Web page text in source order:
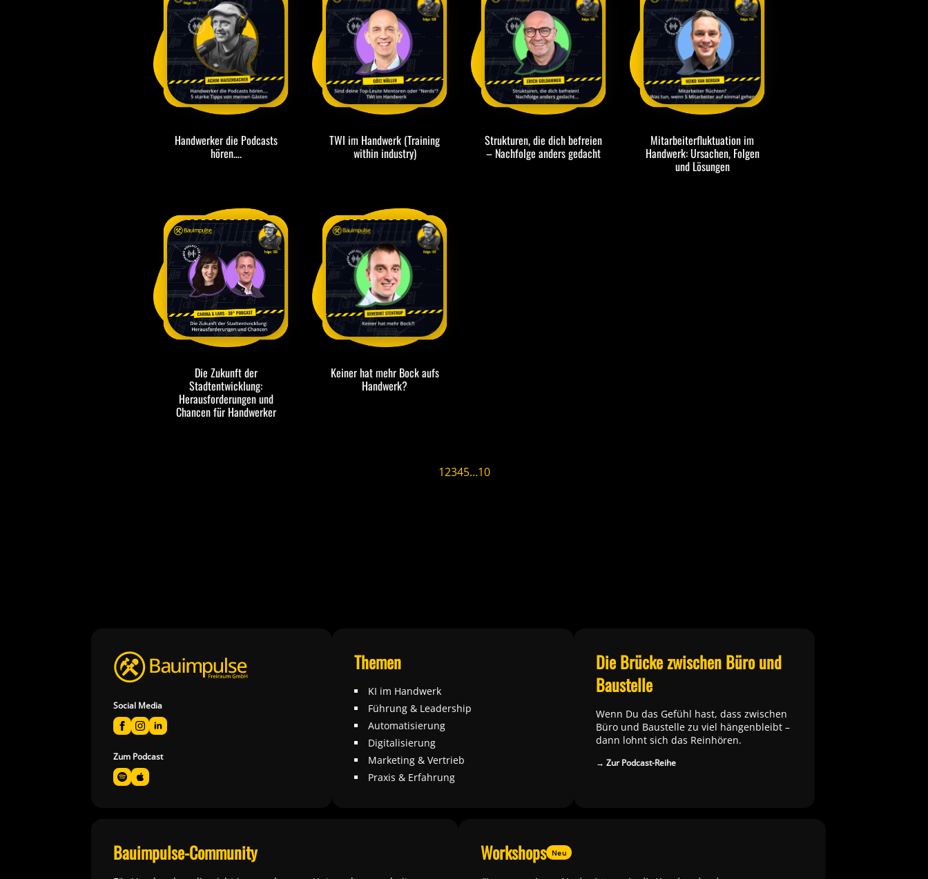
Handwerker die Podcasts
hören….
TWI im Handwerk (Training
within industry)
Strukturen, die dich befreien
– Nachfolge anders gedacht
Mitarbeiterfluktuation im
Handwerk: Ursachen, Folgen
und Lösungen
Die Zukunft der
Stadtentwicklung:
Herausforderungen und
Chancen für Handwerker
Keiner hat mehr Bock aufs
Handwerk?
12345…10
Social Media
Zum Podcast
Themen
KI im Handwerk
Führung & Leadership
Automatisierung
Digitalisierung
Marketing & Vertrieb
Praxis & Erfahrung
Die Brücke zwischen Büro und
Baustelle
Wenn Du das Gefühl hast, dass zwischen
Büro und Baustelle zu viel hängenbleibt –
dann lohnt sich das Reinhören.
→ Zur Podcast-Reihe
Bauimpulse-Community Workshops Neu